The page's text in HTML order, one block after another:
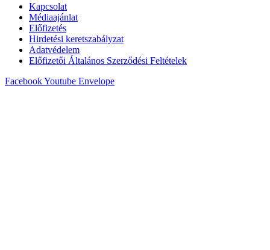
Kapcsolat
Médiaajánlat
Előfizetés
Hirdetési keretszabályzat
Adatvédelem
Előfizetői Általános Szerződési Feltételek
FacebookYoutube Envelope